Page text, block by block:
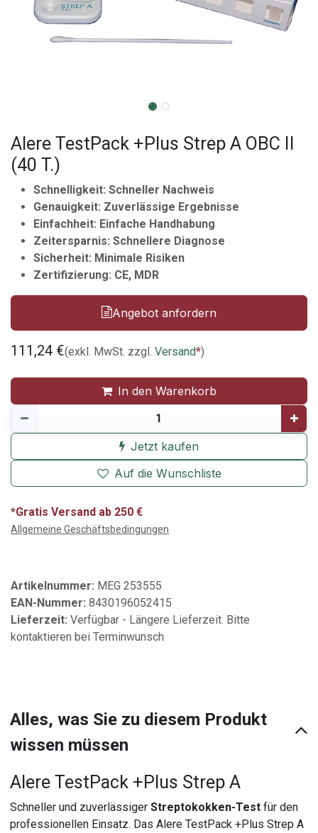
Alere TestPack +Plus Strep A OBC II
(40 T.)
Schnelligkeit: Schneller Nachweis
Genauigkeit: Zuverlässige Ergebnisse
Einfachheit: Einfache Handhabung
Zeitersparnis: Schnellere Diagnose
Sicherheit: Minimale Risiken
Zertifizierung: CE, MDR
Angebot anfordern
111,24 €(exkl. MwSt. zzgl. Versand*)
In den Warenkorb
Jetzt kaufen
Auf die Wunschliste
*Gratis Versand ab 250 €
Allgemeine Geschäftsbedingungen
Artikelnummer: MEG 253555
EAN-Nummer: 8430196052415
Lieferzeit: Verfügbar - Längere Lieferzeit. Bitte
kontaktieren bei Terminwunsch
Alles, was Sie zu diesem Produkt
wissen müssen
Alere TestPack +Plus Strep A
Schneller und zuverlässigerStreptokokken-Test für den
professionellen Einsatz. Das Alere TestPack +Plus Strep A